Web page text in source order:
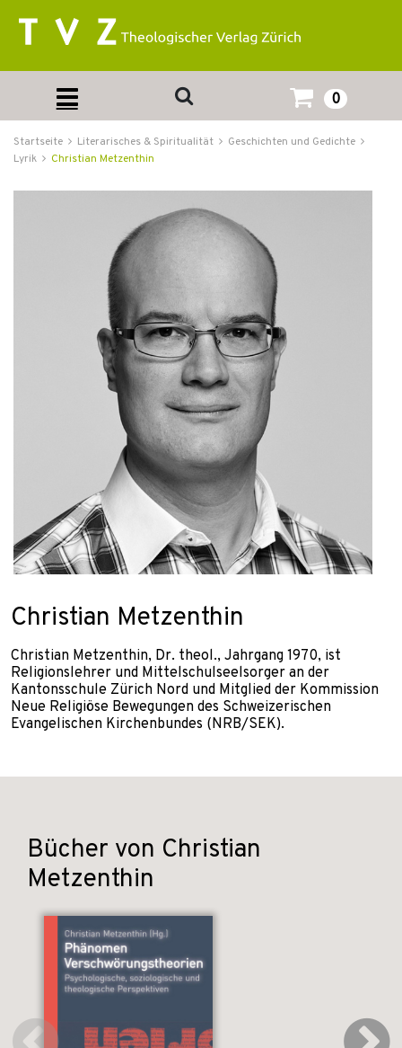
0
Startseite Literarisches & Spiritualität
Geschichten und Gedichte
Lyrik
Christian Metzenthin
Christian Metzenthin
Christian Metzenthin, Dr. theol., Jahrgang 1970, ist
Religionslehrer und Mittelschulseelsorger an der
Kantonsschule Zürich Nord und Mitglied der Kommission
Neue Religiöse Bewegungen des Schweizerischen
Evangelischen Kirchenbundes (NRB/SEK).
Bücher von Christian
Metzenthin